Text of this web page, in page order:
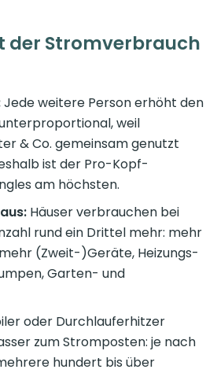
der Stromverbrauch
Jede weitere Person erhöht den
weil
& Co. gemeinsam genutzt
ist der Pro-Kopf-
am höchsten.
Häuser verbrauchen bei
rund ein Drittel mehr: mehr
(Zweit-)Geräte, Heizungs-
Garten- und
oder Durchlauferhitzer
zum Stromposten: je nach
hundert bis über